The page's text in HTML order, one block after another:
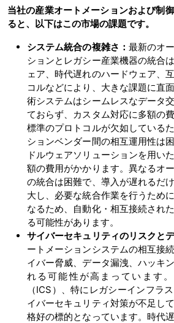
当社の産業オートメーションおよび制
ると、以下はこの市場の課題です。
システム統合の複雑さ： 最新のオ
ションとレガシー産業機器の統合
ェア、時代遅れのハードウェア、
コルなどにより、大きな課題に直
術システムはシームレスなデータ
ておらず、カスタム対応に多額の
標準のプロトコルが欠如している
ションベンダー間の相互運用性は
ドルウェアソリューションを用い
額の費用がかかります。異なるオ
の統合は困難で、導入が遅れるだ
大し、必要な統合作業を行うため
なるため、自動化・相互接続され
る可能性があります。
サイバーセキュリティのリスクと
ートメーションシステムの相互接
イバー脅威、データ漏洩、ハッキ
れる可能性が高まっています
（ICS）、特にレガシーインフラ
イバーセキュリティ対策が不足し
格好の標的となっています。時代